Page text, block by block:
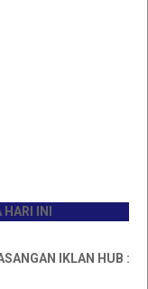
INI
IKLAN HUB :